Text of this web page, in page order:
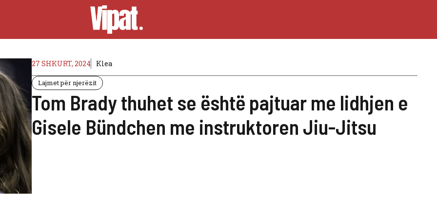
27 SHKURT, 2024 Klea
Lajmet për njerëzit
Tom Brady thuhet se është pajtuar me lidhjen e
Gisele Bündchen me instruktoren Jiu-Jitsu